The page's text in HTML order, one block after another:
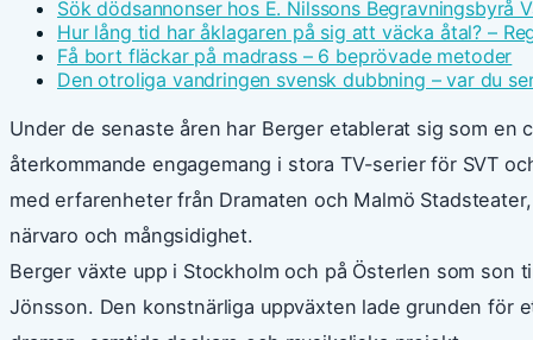
Sök dödsannonser hos E. Nilssons Begravningsbyrå
Hur lång tid har åklagaren på sig att väcka åtal? –
Få bort fläckar på madrass – 6 beprövade metoder
Den otroliga vandringen svensk dubbning – var du
Under de senaste åren har Berger etablerat sig som
återkommande engagemang i stora TV-serier för SVT
med erfarenheter från Dramaten och Malmö
närvaro och mångsidighet.
Berger växte upp i Stockholm och på Österlen som son
Jönsson. Den konstnärliga uppväxten lade grunden för